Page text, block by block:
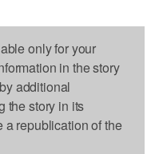
only for your
in the story
additional
the story in its
a republication of the